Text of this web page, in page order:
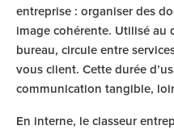
entreprise : organiser des
image cohérente. Utilisé au
bureau, circule entre
vous client. Cette durée
communication tangible,
En interne, le classeur